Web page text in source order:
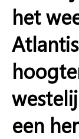
het
een